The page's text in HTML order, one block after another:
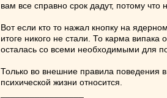
вам все справно срок дадут, потому
Вот если кто то нажал кнопку на
итоге никого не стали. То карма
осталась со всеми необходимыми для
Только во внешние правила поведения
психической жизни относится.